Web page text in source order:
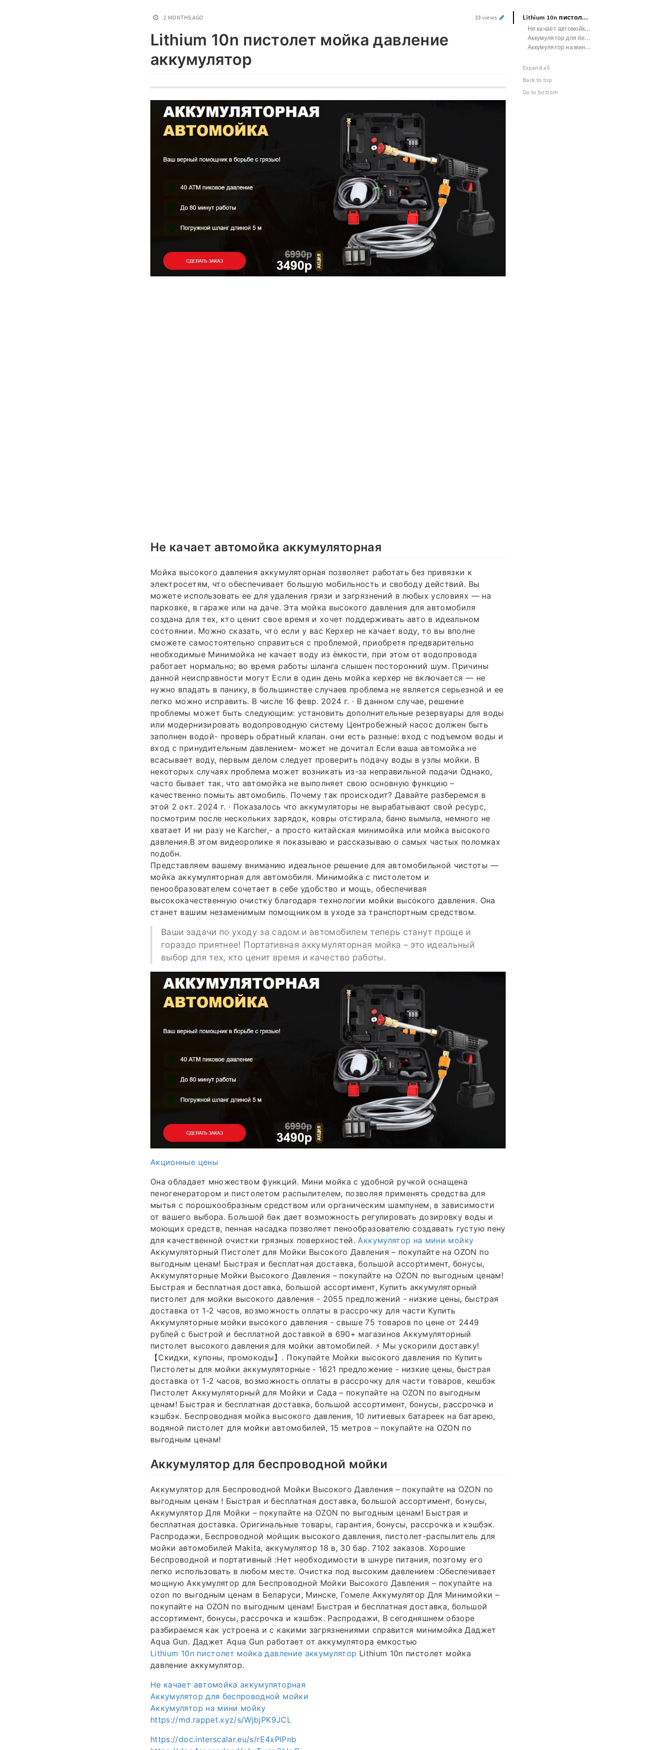
2 MONTHS AGO 33 views
Lithium 10n пистолет мойка давление
аккумулятор
Не качает автомойка аккумуляторная
Мойка высокого давления аккумуляторная позволяет работать без привязки к
электросетям, что обеспечивает большую мобильность и свободу действий. Вы
можете использовать ее для удаления грязи и загрязнений в любых условиях — на
парковке, в гараже или на даче. Эта мойка высокого давления для автомобиля
создана для тех, кто ценит свое время и хочет поддерживать авто в идеальном
состоянии. Можно сказать, что если у вас Керхер не качает воду, то вы вполне
сможете самостоятельно справиться с проблемой, приобретя предварительно
необходимые Минимойка не качает воду из ёмкости, при этом от водопровода
работает нормально; во время работы шланга слышен посторонний шум. Причины
данной неисправности могут Если в один день мойка керхер не включается — не
нужно впадать в панику, в большинстве случаев проблема не является серьезной и ее
легко можно исправить. В числе 16 февр. 2024 г. · В данном случае, решение
проблемы может быть следующим: установить дополнительные резервуары для воды
или модернизировать водопроводную систему Центробежный насос должен быть
заполнен водой- проверь обратный клапан. они есть разные: вход с подъемом воды и
вход с принудительным давлением- может не дочитал Если ваша автомойка не
всасывает воду, первым делом следует проверить подачу воды в узлы мойки. В
некоторых случаях проблема может возникать из-за неправильной подачи Однако,
часто бывает так, что автомойка не выполняет свою основную функцию –
качественно помыть автомобиль. Почему так происходит? Давайте разберемся в
этой 2 окт. 2024 г. · Показалось что аккумуляторы не вырабатывают свой ресурс,
посмотрим после нескольких зарядок, ковры отстирала, баню вымыла, немного не
хватает И ни разу не Karcher,- а просто китайская минимойка или мойка высокого
давления.В этом видеоролике я показываю и рассказываю о самых частых поломках
подобн.
Представляем вашему вниманию идеальное решение для автомобильной чистоты —
мойка аккумуляторная для автомобиля. Минимойка с пистолетом и
пенообразователем сочетает в себе удобство и мощь, обеспечивая
высококачественную очистку благодаря технологии мойки высокого давления. Она
станет вашим незаменимым помощником в уходе за транспортным средством.
Ваши задачи по уходу за садом и автомобилем теперь станут проще и
гораздо приятнее! Портативная аккумуляторная мойка – это идеальный
выбор для тех, кто ценит время и качество работы.
Акционные цены
Она обладает множеством функций. Мини мойка с удобной ручкой оснащена
пеногенератором и пистолетом распылителем, позволяя применять средства для
мытья с порошкообразным средством или органическим шампунем, в зависимости
от вашего выбора. Большой бак дает возможность регулировать дозировку воды и
моющих средств, пенная насадка позволяет пенообразователю создавать густую пену
для качественной очистки грязных поверхностей.Аккумулятор на мини мойку
Аккумуляторный Пистолет для Мойки Высокого Давления – покупайте на OZON по
выгодным ценам! Быстрая и бесплатная доставка, большой ассортимент, бонусы,
Аккумуляторные Мойки Высокого Давления – покупайте на OZON по выгодным ценам!
Быстрая и бесплатная доставка, большой ассортимент, Купить аккумуляторный
пистолет для мойки высокого давления - 2055 предложений - низкие цены, быстрая
доставка от 1-2 часов, возможность оплаты в рассрочку для части Купить
Аккумуляторные мойки высокого давления - свыше 75 товаров по цене от 2449
рублей с быстрой и бесплатной доставкой в 690+ магазинов Аккумуляторный
пистолет высокого давления для мойки автомобилей. ⚡ Мы ускорили доставку!
【Скидки, купоны, промокоды】. Покупайте Мойки высокого давления по Купить
Пистолеты для мойки аккумуляторные - 1621 предложение - низкие цены, быстрая
доставка от 1-2 часов, возможность оплаты в рассрочку для части товаров, кешбэк
Пистолет Аккумуляторный для Мойки и Сада – покупайте на OZON по выгодным
ценам! Быстрая и бесплатная доставка, большой ассортимент, бонусы, рассрочка и
кэшбэк. Беспроводная мойка высокого давления, 10 литиевых батареек на батарею,
водяной пистолет для мойки автомобилей, 15 метров – покупайте на OZON по
выгодным ценам!
Аккумулятор для беспроводной мойки
Аккумулятор для Беспроводной Мойки Высокого Давления – покупайте на OZON по
выгодным ценам ! Быстрая и бесплатная доставка, большой ассортимент, бонусы,
Аккумулятор Для Мойки – покупайте на OZON по выгодным ценам! Быстрая и
бесплатная доставка. Оригинальные товары, гарантия, бонусы, рассрочка и кэшбэк.
Распродажи, Беспроводной мойщик высокого давления, пистолет-распылитель для
мойки автомобилей Makita, аккумулятор 18 в, 30 бар. 7102 заказов. Хорошие
Беспроводной и портативный :Нет необходимости в шнуре питания, поэтому его
легко использовать в любом месте. Очистка под высоким давлением :Обеспечивает
мощную Аккумулятор для Беспроводной Мойки Высокого Давления – покупайте на
ozon по выгодным ценам в Беларуси, Минске, Гомеле Аккумулятор Для Минимойки –
покупайте на OZON по выгодным ценам! Быстрая и бесплатная доставка, большой
ассортимент, бонусы, рассрочка и кэшбэк. Распродажи, В сегодняшнем обзоре
разбираемся как устроена и с какими загрязнениями справится минимойка Даджет
Aqua Gun. Даджет Aqua Gun работает от аккумулятора емкостью
Lithium 10n пистолет мойка давление аккумулятор Lithium 10n пистолет мойка
давление аккумулятор.
Не качает автомойка аккумуляторная
Аккумулятор для беспроводной мойки
Аккумулятор на мини мойку
https://md.rappet.xyz/s/WjbjPK9JCL
https://doc.interscalar.eu/s/rE4xPlPnb
Lithium 10n пистолет мойка давление аккумулятор
Не качает автомойка аккумуляторная
Аккумулятор для беспроводной мойки
Аккумулятор на мини мойку
Expand all
Back to top
Go to bottom